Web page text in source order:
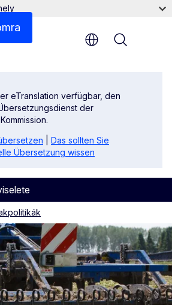
eTranslation verfügbar, den
der
Das sollten Sie
Übersetzung wissen
és biodiverzitási stratégiája